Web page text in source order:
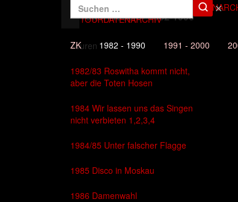
DAS TOURDATENARCHIV
✕
ZK 1982 - 1990 1991 - 2000
Die Toten Hosen - 1982-1990
Touren
1982/83 Roswitha kommt nicht,
aber die Toten Hosen
1984 Wir lassen uns das Singen
nicht verbieten 1,2,3,4
1984/85 Unter falscher Flagge
1985 Disco in Moskau
1986 Damenwahl